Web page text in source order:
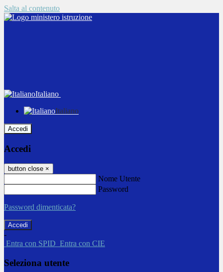
Salta al contenuto
Italiano
Italiano
Accedi
Accedi
button close ×
Nome Utente
Password
Password dimenticata?
-
Entra con SPID Entra con CIE
Seleziona utente